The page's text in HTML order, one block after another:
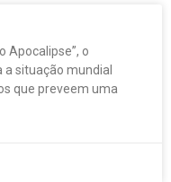
Apocalipse”, o
situação mundial
que preveem uma